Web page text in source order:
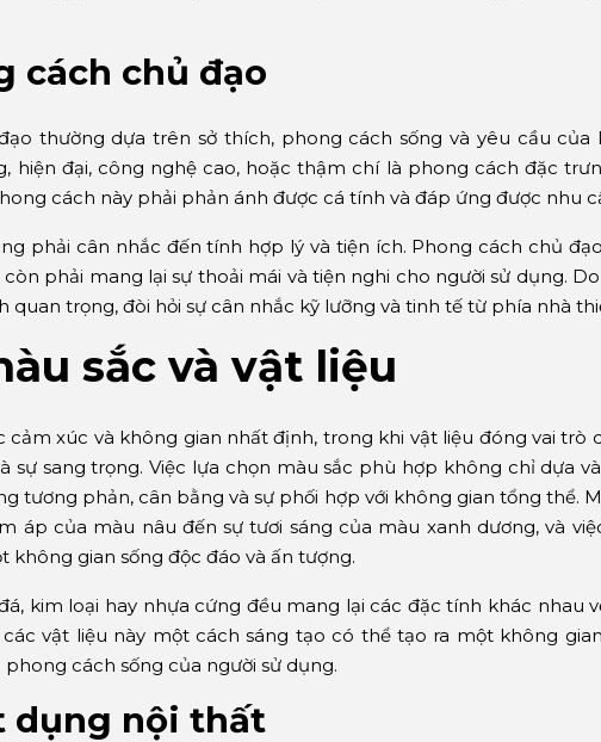
cách chủ đạo
thường dựa trên sở thích, phong cách sống và yêu cầu của
hiện đại, công nghệ cao, hoặc thậm chí là phong cách đặc
cách này phải phản ánh được cá tính và đáp ứng được nhu
phải cân nhắc đến tính hợp lý và tiện ích. Phong cách chủ
phải mang lại sự thoải mái và tiện nghi cho người sử dụng.
quan trọng, đòi hỏi sự cân nhắc kỹ lưỡng và tinh tế từ phía nhà
sắc và vật liệu
cảm xúc và không gian nhất định, trong khi vật liệu đóng vai trò
sự sang trọng. Việc lựa chọn màu sắc phù hợp không chỉ dựa
tương phản, cân bằng và sự phối hợp với không gian tổng thể.
áp của màu nâu đến sự tươi sáng của màu xanh dương, và
không gian sống độc đáo và ấn tượng.
kim loại hay nhựa cứng đều mang lại các đặc tính khác nhau
vật liệu này một cách sáng tạo có thể tạo ra một không
cách sống của người sử dụng.
dụng nội thất